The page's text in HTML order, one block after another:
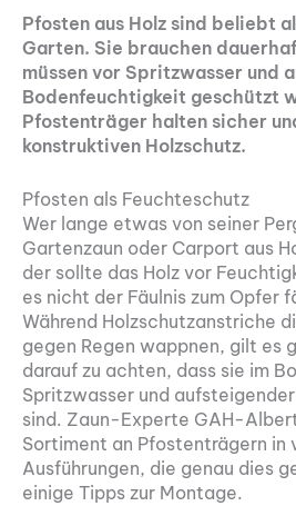
Pfosten aus Holz sind beliebt
Garten. Sie brauchen
müssen vor Spritzwasser und
Bodenfeuchtigkeit geschützt
Pfostenträger halten sicher
konstruktiven Holzschutz.
Pfosten als Feuchteschutz
Wer lange etwas von seiner
Gartenzaun oder Carport aus
der sollte das Holz vor
es nicht der Fäulnis zum Opfer
Während Holzschutzanstriche
gegen Regen wappnen, gilt es
darauf zu achten, dass sie im
Spritzwasser und
sind. Zaun-Experte GAH-
Sortiment an Pfostenträgern in
Ausführungen, die genau dies
einige Tipps zur Montage.